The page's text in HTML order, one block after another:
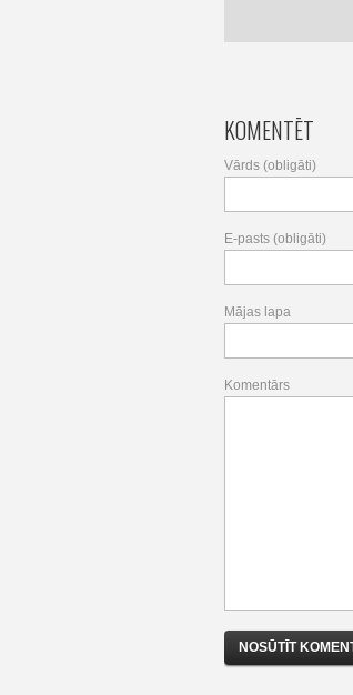
KOMENTĒT
Vārds (obligāti)
E-pasts (obligāti)
Mājas lapa
Komentārs